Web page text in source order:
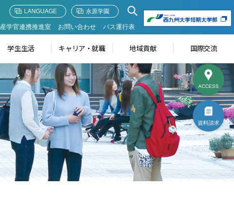
ACCESS
資料請求
産学官連携推進室 お問い合わせ バス運行表
LANGUAGE 永原学園
学生生活 キャリア・就職 地域貢献 国際交流